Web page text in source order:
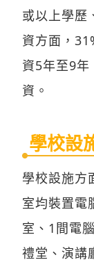
或以上學歷
資方面，
資5年至9
資。
學校設
學校設施方
室均裝置電
室、1間電
禮堂、演講